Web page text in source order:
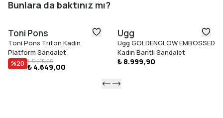
Bunlara da baktınız mı?
Toni Pons
Toni Pons Triton Kadın
Platform Sandalet
%20 ₺ 5.815,00
₺ 4.649,00
Ugg
Ugg GOLDENGLOW EMBOSSED
Kadın Bantlı Sandalet
₺ 8.999,90